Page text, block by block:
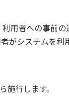
用者への事前の
がシステムを
施行します。